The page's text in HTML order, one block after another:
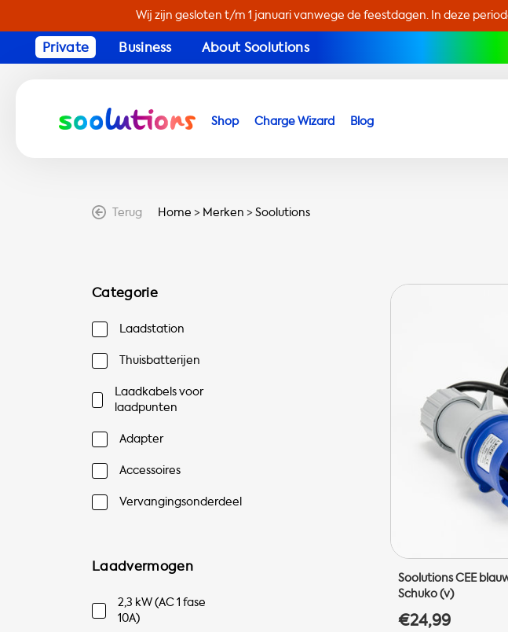
Wij zijn gesloten t/m 1 januari vanwege de feestdagen. In deze
Private Business About Soolutions
Shop Charge Wizard Blog
Terug Home > Merken >Soolutions
Categorie
Laadstation
Thuisbatterijen
Laadkabels voor
laadpunten
Adapter
Accessoires
Vervangingsonderdeel
Laadvermogen
2,3 kW (AC 1 fase
10A)
Soolutions CEE
Schuko (v)
€24,99